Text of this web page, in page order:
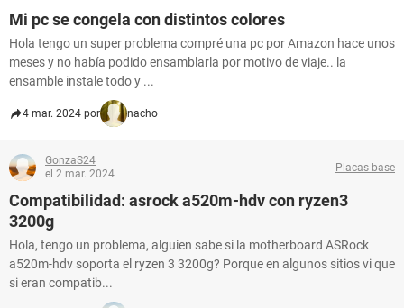
Mi pc se congela con distintos colores
Hola tengo un super problema compré una pc por Amazon hace unos
meses y no había podido ensamblarla por motivo de viaje.. la
ensamble instale todo y ...
4 mar. 2024 por nacho
GonzaS24
el 2 mar. 2024
Placas base
Compatibilidad: asrock a520m-hdv con ryzen3
3200g
Hola, tengo un problema, alguien sabe si la motherboard ASRock
a520m-hdv soporta el ryzen 3 3200g? Porque en algunos sitios vi que
si eran compatib...